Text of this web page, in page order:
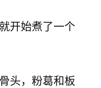
开始煮了一个
头，粉葛和板